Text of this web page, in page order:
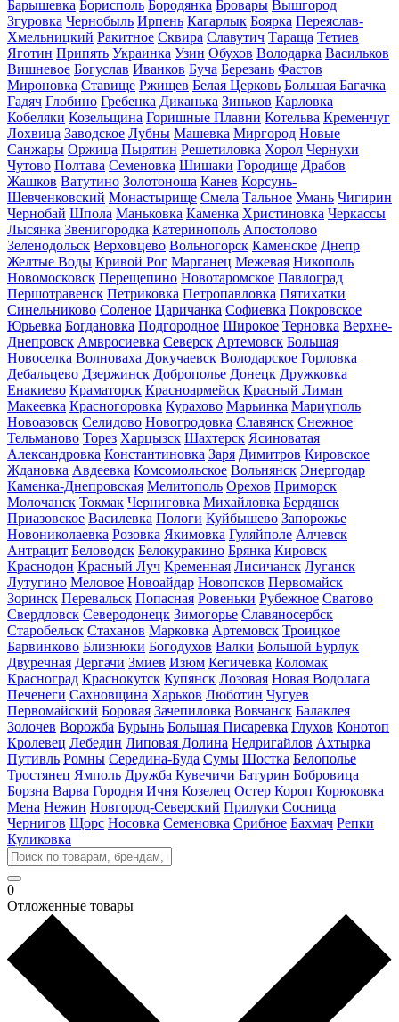
Барышевка Борисполь Бородянка Бровары Вышгород
Згуровка Чернобыль Ирпень Кагарлык Боярка Переяслав-
Хмельницкий Ракитное Сквира Славутич Тараща Тетиев
Яготин Припять Украинка Узин Обухов Володарка Васильков
Вишневое Богуслав Иванков Буча Березань Фастов
Мироновка Ставище Ржищев Белая Церковь Большая Багачка
Гадяч Глобино Гребенка Диканька Зиньков Карловка
Кобеляки Козельщина Горишные Плавни Котельва Кременчуг
Лохвица Заводское Лубны Машевка Миргород Новые
Санжары Оржица Пырятин Решетиловка Хорол Чернухи
Чутово Полтава Семеновка Шишаки Городище Драбов
Жашков Ватутино Золотоноша Канев Корсунь-
Шевченковский Монастырище Смела Тальное Умань Чигирин
Чернобай Шпола Маньковка Каменка Христиновка Черкассы
Лысянка Звенигородка Катеринополь Апостолово
Зеленодольск Верховцево Вольногорск Каменское Днепр
Желтые Воды Кривой Рог Марганец Межевая Никополь
Новомосковск Перещепино Новотаромское Павлоград
Першотравенск Петриковка Петропавловка Пятихатки
Синельниково Соленое Царичанка Софиевка Покровское
Юрьевка Богдановка Подгородное Широкое Терновка Верхне-
Днепровск Амвросиевка Северск Артемовск Большая
Новоселка Волноваха Докучаевск Володарское Горловка
Дебальцево Дзержинск Доброполье Донецк Дружковка
Енакиево Краматорск Красноармейск Красный Лиман
Макеевка Красногоровка Курахово Марьинка Мариуполь
Новоазовск Селидово Новогродовка Славянск Снежное
Тельманово Торез Харцызск Шахтерск Ясиноватая
Александровка Константиновка Заря Димитров Кировское
Ждановка Авдеевка Комсомольское Вольнянск Энергодар
Каменка-Днепровская Мелитополь Орехов Приморск
Молочанск Токмак Черниговка Михайловка Бердянск
Приазовское Василевка Пологи Куйбышево Запорожье
Новониколаевка Розовка Якимовка Гуляйполе Алчевск
Антрацит Беловодск Белокуракино Брянка Кировск
Краснодон Красный Луч Кременная Лисичанск Луганск
Лутугино Меловое Новоайдар Новопсков Первомайск
Зоринск Перевальск Попасная Ровеньки Рубежное Сватово
Свердловск Северодонецк Зимогорье Славяносербск
Старобельск Стаханов Марковка Артемовск Троицкое
Барвинково Близнюки Богодухов Валки Большой Бурлук
Двуречная Дергачи Змиев Изюм Кегичевка Коломак
Красноград Краснокутск Купянск Лозовая Новая Водолага
Печенеги Сахновщина Харьков Люботин Чугуев
Первомайский Боровая Зачепиловка Вовчанск Балаклея
Золочев Ворожба Бурынь Большая Писаревка Глухов Конотоп
Кролевец Лебедин Липовая Долина Недригайлов Ахтырка
Путивль Ромны Середина-Буда Сумы Шостка Белополье
Тростянец Ямполь Дружба Кувечичи Батурин Бобровица
Борзна Варва Городня Ичня Козелец Остер Короп Корюковка
Мена Нежин Новгород-Северский Прилуки Сосница
Чернигов Щорс Носовка Семеновка Срибное Бахмач Репки
Куликовка
0
Отложенные товары